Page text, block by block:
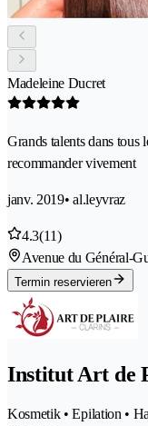
Madeleine Ducret
Grands talents dans tous
recommander vivement
janv. 2019• al.leyvraz
4.3(11)
Avenue du Général-
Termin reservieren
Institut Art de
Kosmetik • Epilation •